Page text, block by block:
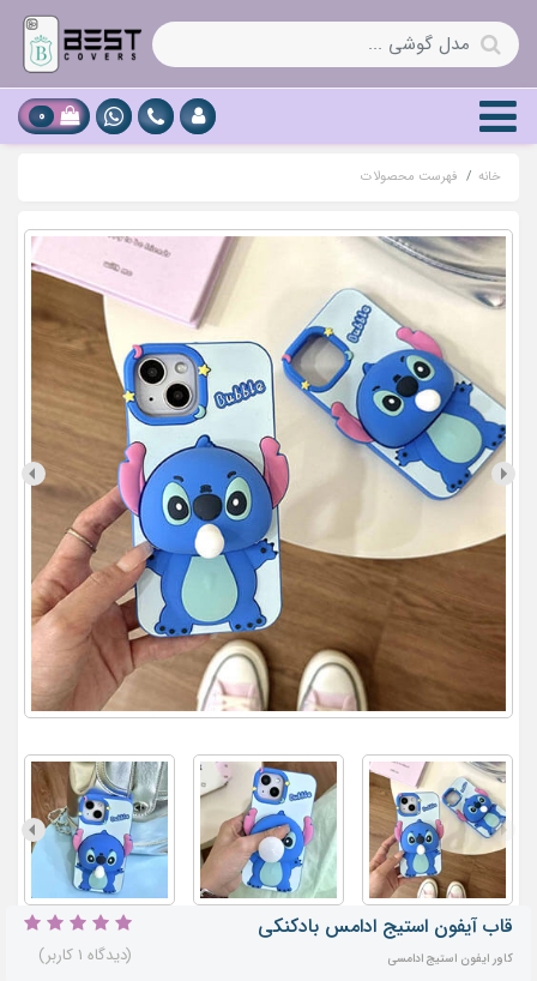
0
خانه فهرست محصولات
قاب آیفون استیج ادامس بادکنکی
کاور ایفون استیج ادامسی (دیدگاه 1 کاربر)